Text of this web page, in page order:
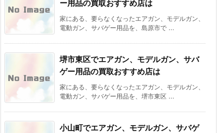
ー用品の買取おすすめ店は
家にある、要らなくなったエアガン、モデルガン、
電動ガン、サバゲー用品を、島原市で ...
堺市東区でエアガン、モデルガン、サバ
ゲー用品の買取おすすめ店は
家にある、要らなくなったエアガン、モデルガン、
電動ガン、サバゲー用品を、堺市東区 ...
小山町でエアガン、モデルガン、サバゲ